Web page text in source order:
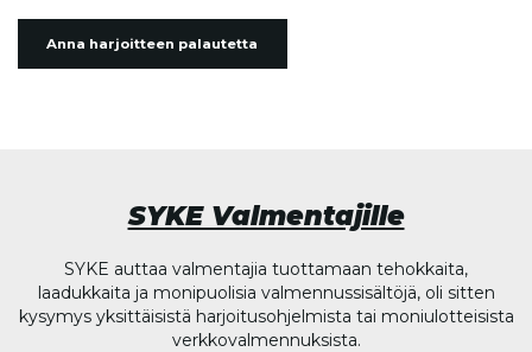
Anna harjoitteen palautetta
SYKE Valmentajille
SYKE auttaa valmentajia tuottamaan tehokkaita,
laadukkaita ja monipuolisia valmennussisältöjä, oli sitten
kysymys yksittäisistä harjoitusohjelmista tai moniulotteisista
verkkovalmennuksista.